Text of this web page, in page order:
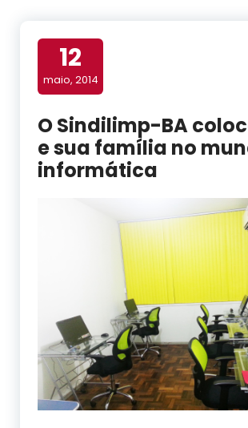
12
maio, 2014
O Sindilimp-BA
e sua família no
informática